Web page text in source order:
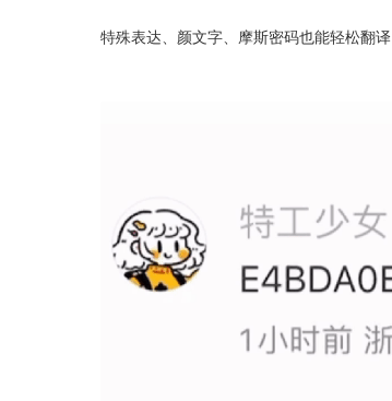
特殊表达、颜文字、摩斯密码也能轻松翻译